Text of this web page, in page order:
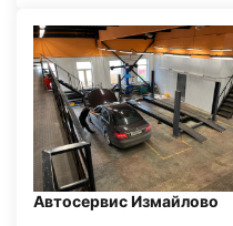
Автосервис Измайлово